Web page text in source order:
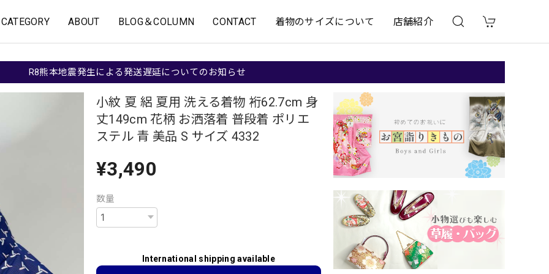
CATEGORY ABOUT BLOG＆COLUMN CONTACT 着物のサイズについて 店舗紹介
R8熊本地震発生による発送遅延についてのお知らせ
小紋 夏 絽 夏用 洗える着物 裄62.7cm 身
丈149cm 花柄 お洒落着 普段着 ポリエ
ステル 青 美品 S サイズ 4332
¥3,490
数量
International shipping available